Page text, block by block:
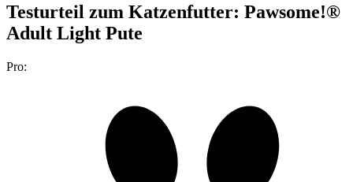
Testurteil zum Katzenfutter: Pawsome!®
Adult Light Pute
Pro: